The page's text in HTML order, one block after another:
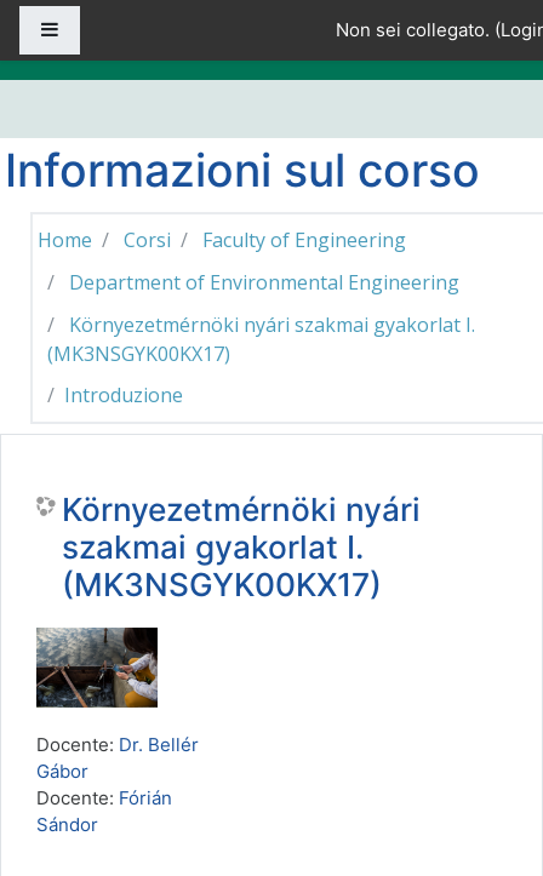
Vai al contenuto principale
Non sei collegato. (
Informazioni sul corso
Home Corsi
Faculty of Engineering
Department of Environmental Engineering
Környezetmérnöki nyári szakmai gyakorlat I.
(MK3NSGYK00KX17)
Introduzione
Környezetmérnöki nyári
szakmai gyakorlat I.
(MK3NSGYK00KX17)
Docente: Dr. Bellér
Gábor
Docente: Fórián
Sándor